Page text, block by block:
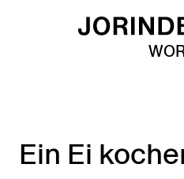
Skip to main content
Ein Ei